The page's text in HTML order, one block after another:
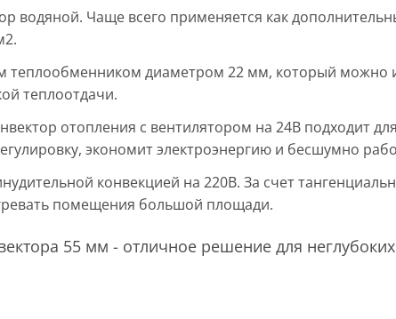
водяной. Чаще всего применяется как
теплообменником диаметром 22 мм, который можно
теплоотдачи.
отопления с вентилятором на 24В подходит
экономит электроэнергию и бесшумно
конвекцией на 220В. За счет
помещения большой площади.
55 мм - отличное решение для